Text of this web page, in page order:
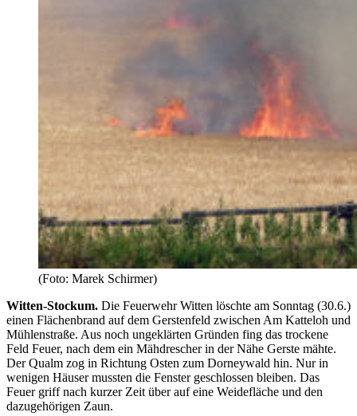
(Foto: Marek Schirmer)
Witten-Stockum. Die Feuerwehr Witten löschte am Sonntag (30.6.)
einen Flächenbrand auf dem Gerstenfeld zwischen Am Katteloh und
Mühlenstraße. Aus noch ungeklärten Gründen fing das trockene
Feld Feuer, nach dem ein Mähdrescher in der Nähe Gerste mähte.
Der Qualm zog in Richtung Osten zum Dorneywald hin. Nur in
wenigen Häuser mussten die Fenster geschlossen bleiben. Das
Feuer griff nach kurzer Zeit über auf eine Weidefläche und den
dazugehörigen Zaun.